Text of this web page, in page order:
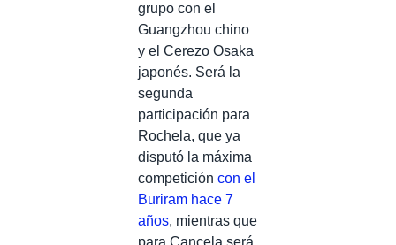
grupo con el
Guangzhou chino
y el Cerezo Osaka
japonés. Será la
segunda
participación para
Rochela, que ya
disputó la máxima
competición con el
Buriram hace 7
años, mientras que
para Cancela será